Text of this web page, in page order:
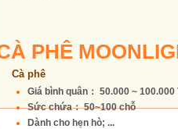
PHÊ
Cà phê
Giá bình quân： 50.000 ~ 100.000
Sức chứa： 50~100 chỗ
Dành cho hẹn hò; ...